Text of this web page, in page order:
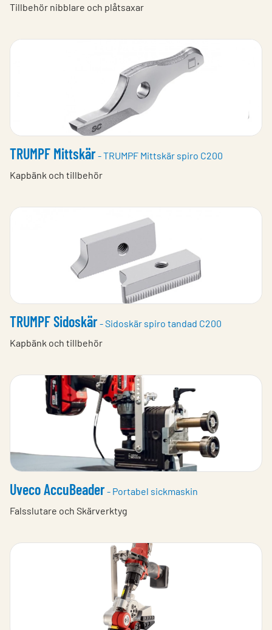
Tillbehör nibblare och plåtsaxar
TRUMPF Mittskär- TRUMPF Mittskär spiro C200
Kapbänk och tillbehör
TRUMPF Sidoskär- Sidoskär spiro tandad C200
Kapbänk och tillbehör
Uveco AccuBeader- Portabel sickmaskin
Falsslutare och Skärverktyg